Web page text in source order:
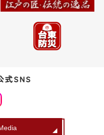
式SNS